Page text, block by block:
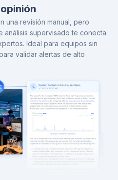
una revisión manual, pero
análisis supervisado te conecta
Ideal para equipos sin
validar alertas de alto